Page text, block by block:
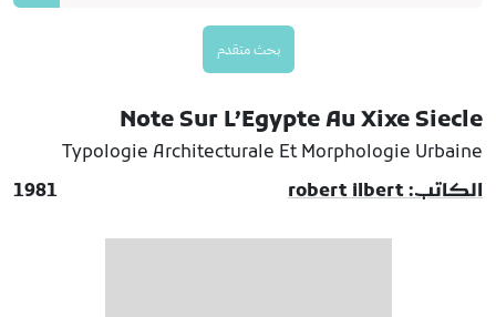
بحث متقدم
Note Sur L’Egypte Au Xixe Siecle
Typologie Architecturale Et Morphologie Urbaine
الكاتب: robert ilbert
1981